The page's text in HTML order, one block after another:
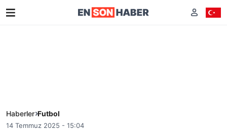
Haberler Futbol
14 Temmuz 2025 - 15:04